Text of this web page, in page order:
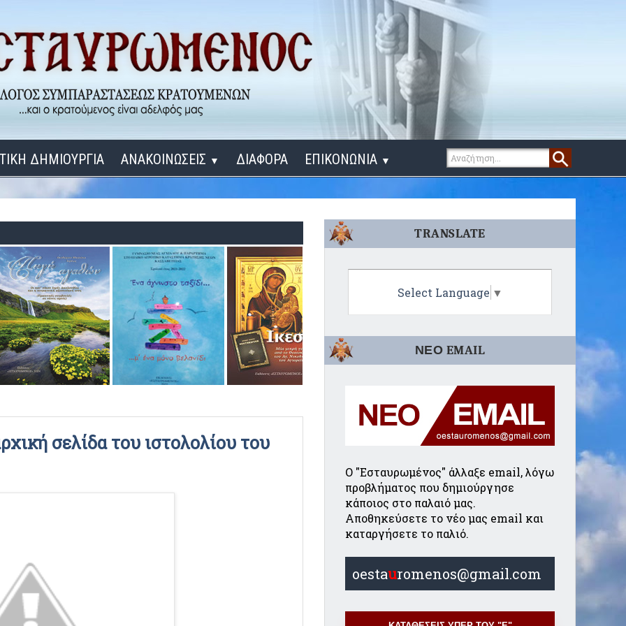
ΔΗΜΙΟΥΡΓΙΑ ΑΝΑΚΟΙΝΩΣΕΙΣ ▼
ΔΙΔΑΞΟΝ ΜΕ, ΚΥΡΙΕ
ΓΙΑ ΤΟΥΣ ΜΙΚΡΟΥΣ ΜΑΣ ΦΙΛΟΥΣ
ΡΑΔΙΟΦΩΝΙΚΕΣ ΕΚΠΟΜΠΕΣ
ΒΙΝΤΕΟ
ΔΙΑΦΟΡΑ ΕΠΙΚΟΝΩΝΙΑ ▼
σελίδα του ιστολολίου του
TRANSLATE
Select Language ▼
ΝΕΟ EMAIL
Ο "Εσταυρωμένος" άλλαξε email, λόγω
προβλήματος που δημιούργησε
κάποιος στο παλαιό μας.
Αποθηκεύσετε το νέο μας email και
καταργήσετε το παλιό.
oestauromenos@gmail.com